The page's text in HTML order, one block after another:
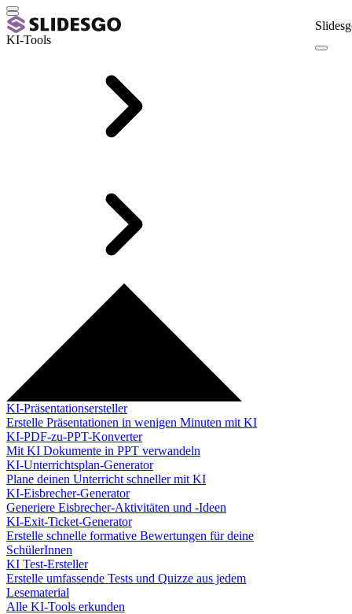
KI-Tools
KI-Präsentationsersteller
Erstelle Präsentationen in wenigen Minuten mit KI
KI-PDF-zu-PPT-Konverter
Mit KI Dokumente in PPT verwandeln
KI-Unterrichtsplan-Generator
Plane deinen Unterricht schneller mit KI
KI-Eisbrecher-Generator
Generiere Eisbrecher-Aktivitäten und -Ideen
KI-Exit-Ticket-Generator
Erstelle schnelle formative Bewertungen für deine
SchülerInnen
KI Test-Ersteller
Erstelle umfassende Tests und Quizze aus jedem
Lesematerial
Alle KI-Tools erkunden